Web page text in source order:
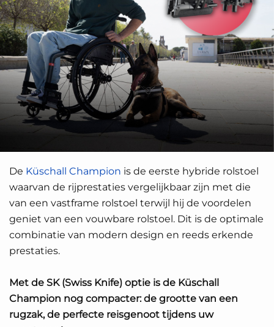
De Küschall Champion is de eerste hybride rolstoel
waarvan de rijprestaties vergelijkbaar zijn met die
van een vastframe rolstoel terwijl hij de voordelen
geniet van een vouwbare rolstoel. Dit is de optimale
combinatie van modern design en reeds erkende
prestaties.
Met de SK (Swiss Knife) optie is de Küschall
Champion nog compacter: de grootte van een
rugzak, de perfecte reisgenoot tijdens uw